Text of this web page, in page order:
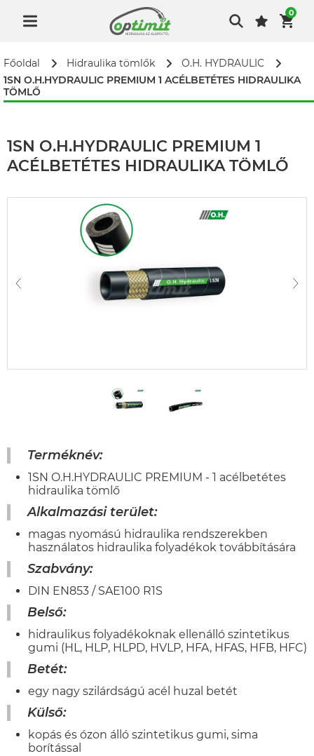
0
Főoldal Hidraulika tömlők
O.H. HYDRAULIC
1SN O.H.HYDRAULIC PREMIUM 1 ACÉLBETÉTES HIDRAULIKA
TÖMLŐ
1SN O.H.HYDRAULIC PREMIUM 1
ACÉLBETÉTES HIDRAULIKA TÖMLŐ
Terméknév:
1SN O.H.HYDRAULIC PREMIUM - 1 acélbetétes
hidraulika tömlő
Alkalmazási terület:
magas nyomású hidraulika rendszerekben
használatos hidraulika folyadékok továbbítására
Szabvány:
DIN EN853 / SAE100 R1S
Belső:
hidraulikus folyadékoknak ellenálló szintetikus
gumi (HL, HLP, HLPD, HVLP, HFA, HFAS, HFB, HFC)
Betét:
egy nagy szilárdságú acél huzal betét
Külső:
kopás és ózon álló szintetikus gumi, sima
borítással